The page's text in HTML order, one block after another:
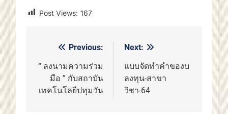
Post Views: 167
แนะแนว
เรื่อง
Previous:
“ ลงนามความร่วม
มือ ” กับสถาบัน
เทคโนโลยีปทุมวัน
Next:
แบบจัดทำคำของบ
ลงทุน-สาขา
วิชา-64